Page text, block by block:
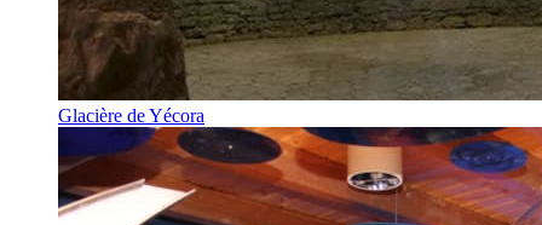
Glacière de Yécora